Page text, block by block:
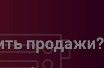
продажи?